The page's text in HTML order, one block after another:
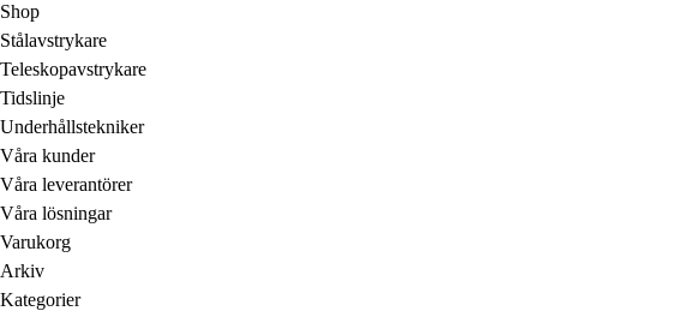
Shop
Stålavstrykare
Teleskopavstrykare
Tidslinje
Underhållstekniker
Våra kunder
Våra leverantörer
Våra lösningar
Varukorg
Arkiv
Kategorier